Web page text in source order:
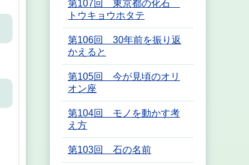
第107回 東京都の化石
トウキョウホタテ
第106回 30年前を振り返
かえると
第105回 今が見頃のオリ
オン座
第104回 モノを動かす考
え方
第103回 石の名前